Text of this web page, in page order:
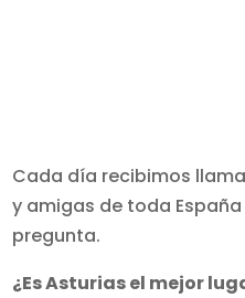
Cada día recibimos
y amigas de toda
pregunta.
¿Es Asturias el mejor